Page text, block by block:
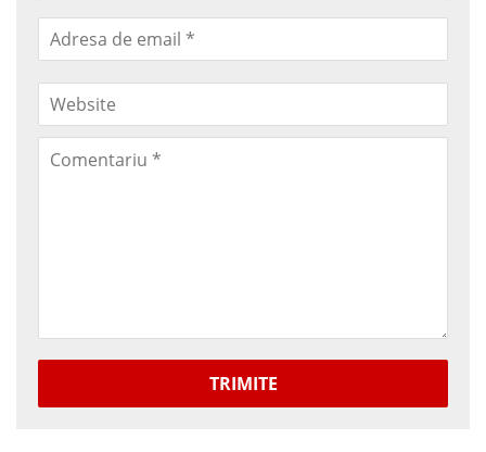
TRIMITE